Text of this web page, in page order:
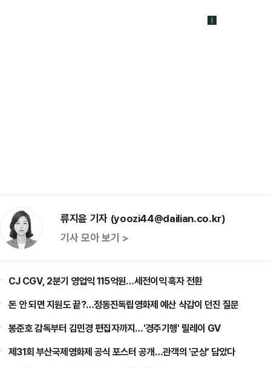
류지윤 기자 (yoozi44@dailian.co.kr)
기사 모아 보기 >
CJ CGV, 2분기 영업익 115억원…세전이익 흑자 전환
돈 안 되면 지원도 끝?…정동진독립영화제 예산 삭감이 던진 질문
봉준호 감독부터 김민경 편집자까지…'경주기행' 릴레이 GV
제31회 부산국제영화제 공식 포스터 공개…관객의 '군상' 담았다